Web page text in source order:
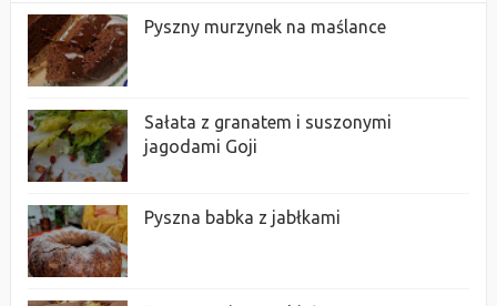
Pyszny murzynek na maślance
Sałata z granatem i suszonymi
jagodami Goji
Pyszna babka z jabłkami